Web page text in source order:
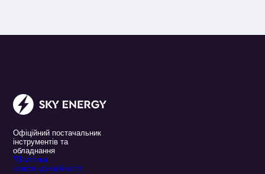
Офіційний постачальник
інструментів та
обладнання
*Політика
конфенденційності